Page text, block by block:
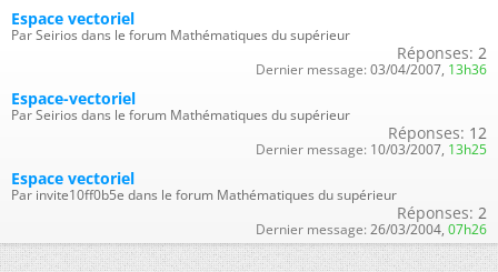
Espace vectoriel
Par Seirios dans le forum Mathématiques du supérieur
Réponses: 2
Dernier message: 03/04/2007, 13h36
Espace-vectoriel
Par Seirios dans le forum Mathématiques du supérieur
Réponses: 12
Dernier message: 10/03/2007, 13h25
Espace vectoriel
Par invite10ff0b5e dans le forum Mathématiques du supérieur
Réponses: 2
Dernier message: 26/03/2004, 07h26